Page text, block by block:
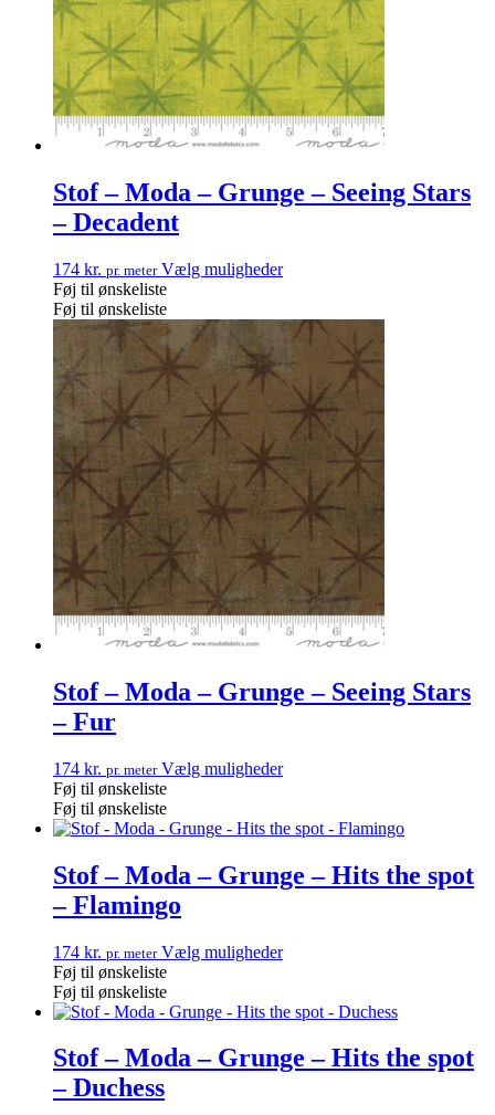
Stof – Moda – Grunge – Seeing Stars
– Decadent
174 kr. pr. meter Vælg muligheder
Føj til ønskeliste
Føj til ønskeliste
Stof – Moda – Grunge – Seeing Stars
– Fur
174 kr. pr. meter Vælg muligheder
Føj til ønskeliste
Føj til ønskeliste
Stof – Moda – Grunge – Hits the spot
– Flamingo
174 kr. pr. meter Vælg muligheder
Føj til ønskeliste
Føj til ønskeliste
Stof – Moda – Grunge – Hits the spot
– Duchess